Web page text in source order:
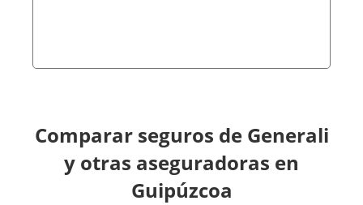
Comparar seguros de Generali
y otras aseguradoras en
Guipúzcoa